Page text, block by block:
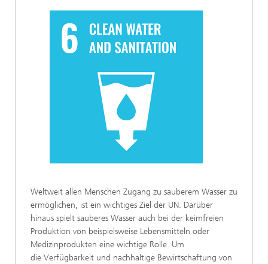
Weltweit allen Menschen Zugang zu sauberem Wasser zu
ermöglichen, ist ein wichtiges Ziel der UN. Darüber
hinaus spielt sauberes Wasser auch bei der keimfreien
Produktion von beispielsweise Lebensmitteln oder
Medizinprodukten eine wichtige Rolle. Um
die Verfügbarkeit und nachhaltige Bewirtschaftung von